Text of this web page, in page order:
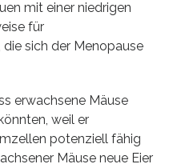
mit einer niedrigen
für
sich der Menopause
erwachsene Mäuse
weil er
potenziell fähig
Mäuse neue Eier